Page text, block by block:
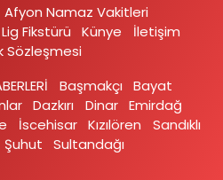
Afyon Namaz Vakitleri
Lig Fikstürü Künye
İletişim
Sözleşmesi
Başmakçı
Bayat
Dazkırı Dinar Emirdağ‎
İscehisar Kızılören‎
Sandıklı‎
Şuhut Sultandağı